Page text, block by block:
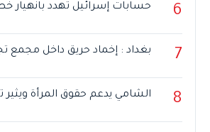
6 حسابات إسرائيل تهدد بانهيار
7 بغداد : إخماد حريق داخل مجمع
8 الشامي يدعم حقوق المرأة ويثير